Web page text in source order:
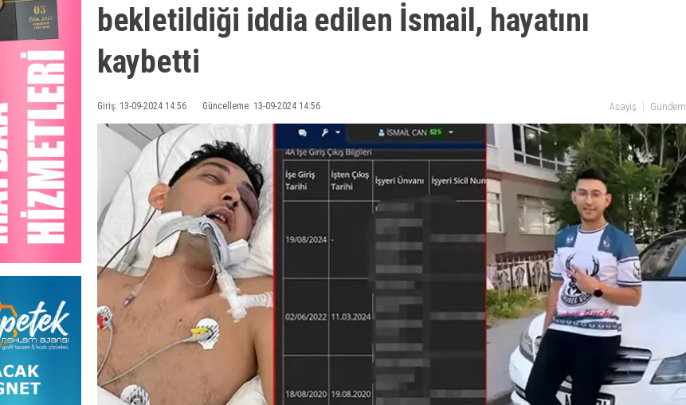
bekletildiği iddia edilen İsmail, hayatını
kaybetti
Giriş: 13-09-2024 14:56 Güncelleme: 13-09-2024 14:56 Asayiş Gündem